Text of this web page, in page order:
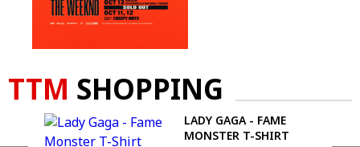
TTM SHOPPING
LADY GAGA - FAME
MONSTER T-SHIRT